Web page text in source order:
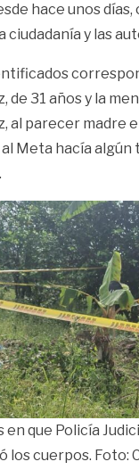
hace unos
ciudadanía y las
de 31 años y la
al parecer madre
Meta hacía
en que Policía
los cuerpos. Foto: